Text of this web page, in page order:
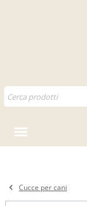
Cucce per cani